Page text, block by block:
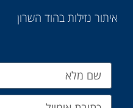
איתור נזילות בהוד השרון